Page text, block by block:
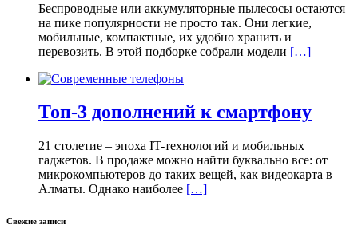
Беспроводные или аккумуляторные пылесосы остаются
на пике популярности не просто так. Они легкие,
мобильные, компактные, их удобно хранить и
перевозить. В этой подборке собрали модели […]
Топ-3 дополнений к смартфону
21 столетие – эпоха IT-технологий и мобильных
гаджетов. В продаже можно найти буквально все: от
микрокомпьютеров до таких вещей, как видеокарта в
Алматы. Однако наиболее […]
Свежие записи